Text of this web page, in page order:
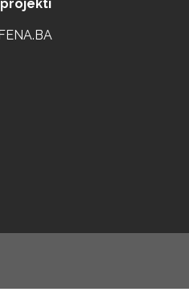
projekti